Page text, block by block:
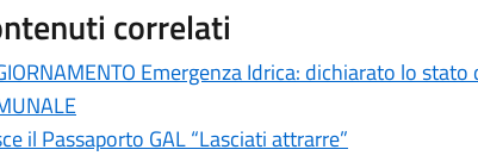
correlati
Emergenza Idrica: dichiarato lo stato
il Passaporto GAL “Lasciati attrarre”